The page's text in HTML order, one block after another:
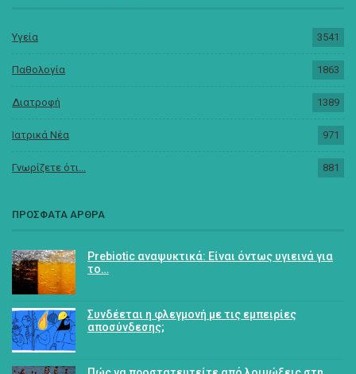
Υγεία 3541
Παθολογία 1863
Διατροφή 1389
Ιατρικά Νέα 971
Γνωρίζετε ότι... 881
ΠΡΟΣΦΑΤΑ ΑΡΘΡΑ
Prebiotic αναψυκτικά: Είναι όντως υγιεινά για
το…
Συνδέεται η φλεγμονή με τις εμπειρίες
αποσύνδεσης;